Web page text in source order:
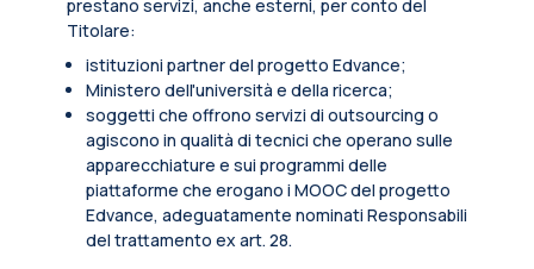
prestano servizi, anche esterni, per conto del
Titolare:
istituzioni partner del progetto Edvance;
Ministero dell'università e della ricerca;
soggetti che offrono servizi di outsourcing o
agiscono in qualità di tecnici che operano sulle
apparecchiature e sui programmi delle
piattaforme che erogano i MOOC del progetto
Edvance, adeguatamente nominati Responsabili
del trattamento ex art. 28.